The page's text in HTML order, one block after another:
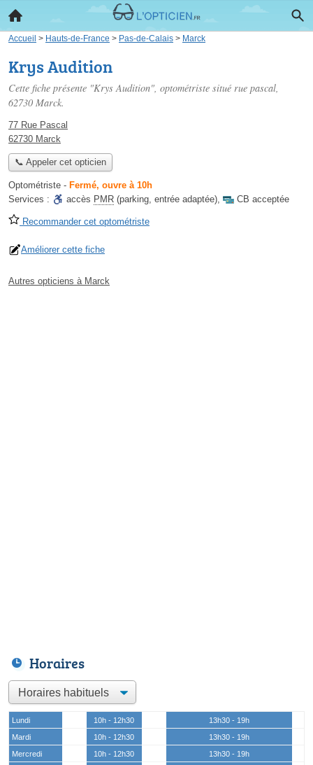
Accueil > Hauts-de-France > Pas-de-Calais > Marck
Krys Audition
Cette fiche présente "Krys Audition", optométriste situé rue pascal,
62730 Marck.
77 Rue Pascal
62730 Marck
📞 Appeler cet opticien
Optométriste - Fermé, ouvre à 10h
Services :
accès PMR (parking, entrée adaptée), CB acceptée
Recommander cet optométriste
Améliorer cette fiche
Autres opticiens à Marck
Horaires
Lundi 10h - 12h30
13h30 - 19h
Mardi
10h - 12h30
13h30 - 19h
Mercredi
10h - 12h30
13h30 - 19h